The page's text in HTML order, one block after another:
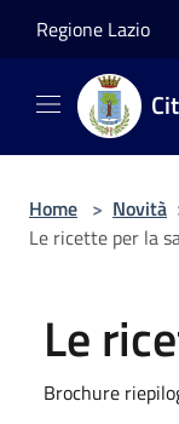
Regione Lazio
Home > Novità
Le ricette per la
Le
Brochure